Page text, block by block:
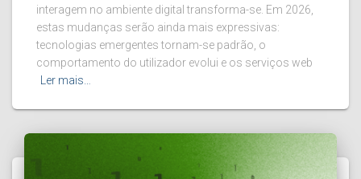
interagem no ambiente digital transforma-se. Em 2026,
estas mudanças serão ainda mais expressivas:
tecnologias emergentes tornam-se padrão, o
comportamento do utilizador evolui e os serviços web
Ler mais…